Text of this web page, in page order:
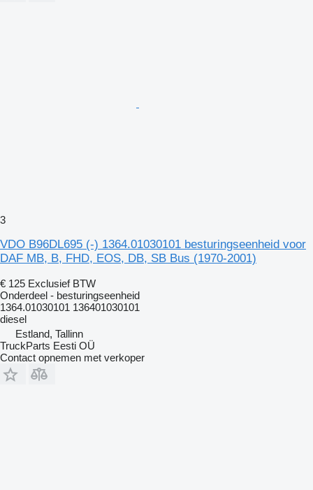
3
VDO B96DL695 (-) 1364.01030101 besturingseenheid voor
DAF MB, B, FHD, EOS, DB, SB Bus (1970-2001)
€ 125 Exclusief BTW
Onderdeel - besturingseenheid
1364.01030101 136401030101
diesel
Estland, Tallinn
TruckParts Eesti OÜ
Contact opnemen met verkoper